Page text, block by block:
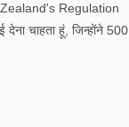
Zealand's Regulation
चाहता हूं, जिन्होंने 500